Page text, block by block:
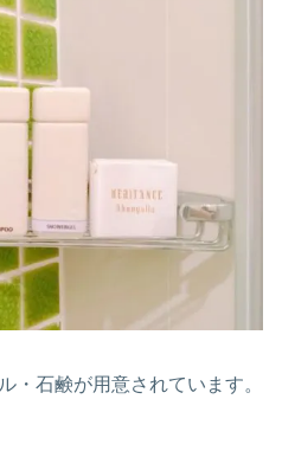
・石鹸が用意されています。